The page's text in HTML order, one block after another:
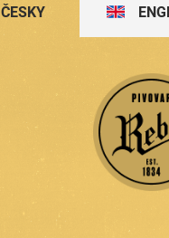
ČESKY
4.7%